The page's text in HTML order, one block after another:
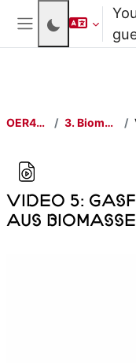
Skip to main
OER4EE i 3. Biomasse
Video 5:
aus Biomasse